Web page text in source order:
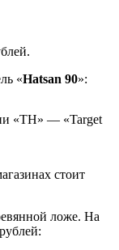
«Hatsan 90»:
«TH» — «Target
стоит
ложе. На